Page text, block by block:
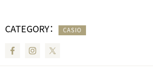
CATEGORY： CASIO
FacebookInstagram